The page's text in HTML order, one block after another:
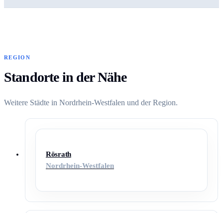
REGION
Standorte in der Nähe
Weitere Städte in Nordrhein-Westfalen und der Region.
Rösrath
Nordrhein-Westfalen